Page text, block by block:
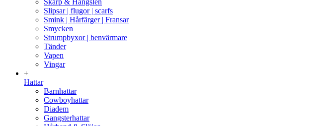
Skärp & Hängslen
Slipsar | flugor | scarfs
Smink | Hårfärger | Fransar
Smycken
Strumpbyxor | benvärmare
Tänder
Vapen
Vingar
+
Hattar
Barnhattar
Cowboyhattar
Diadem
Gangsterhattar